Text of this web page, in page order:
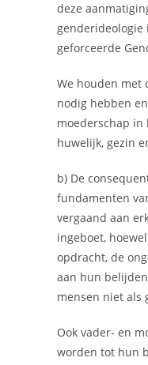
deze
genderideologie
geforceerde
We houden met
nodig hebben
moederschap in
huwelijk, gezin
b) De
fundamenten
vergaand aan
ingeboet,
opdracht, de
aan hun
mensen niet als
Ook vader- en
worden tot hun